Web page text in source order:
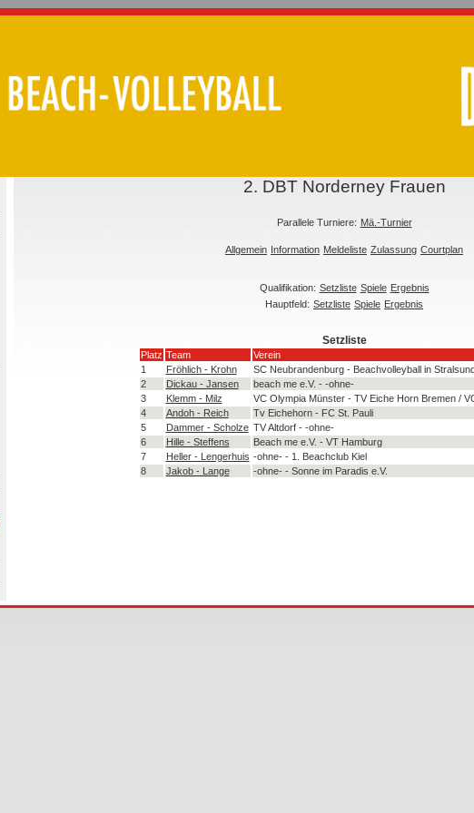
2. DBT Norderney Frauen
Parallele Turniere: Mä.-Turnier
Allgemein Information Meldeliste Zulassung Courtplan
Qualifikation: Setzliste Spiele Ergebnis
Hauptfeld: Setzliste Spiele Ergebnis
Setzliste
Platz Team Verein
1
Fröhlich - Krohn SC Neubrandenburg - Beachvolleyball in
2
Dickau - Jansen beach me e.V. - -ohne-
3
Klemm - Milz VC Olympia Münster - TV Eiche Horn Bremen /
4
Andoh - Reich Tv Eichehorn - FC St. Pauli
5
Dammer - Scholze TV Altdorf - -ohne-
6
Hille - Steffens Beach me e.V. - VT Hamburg
7
Heller - Lengerhuis -ohne- - 1. Beachclub Kiel
8
Jakob - Lange -ohne- - Sonne im Paradis e.V.